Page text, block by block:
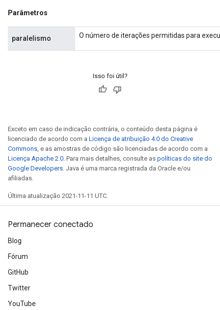
Parâmetros
paralelismo O número de iterações permitidas para
Isso foi útil?
Exceto em caso de indicação contrária, o conteúdo desta página é
licenciado de acordo com a Licença de atribuição 4.0 do Creative
Commons , e as amostras de código são licenciadas de acordo com a
Licença Apache 2.0 . Para mais detalhes, consulte as políticas do site do
Google Developers . Java é uma marca registrada da Oracle e/ou
afiliadas.
Última atualização 2021-11-11 UTC.
Permanecer conectado
Blog
Fórum
GitHub
Twitter
YouTube